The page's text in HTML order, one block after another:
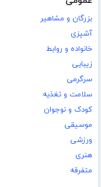
بزرگان و مشاهیر
آشپزی
خانواده و روابط
زیبایی
سرگرمی
سلامت و تغذیه
کودک و نوجوان
موسیقی
ورزشی
هنری
متفرقه